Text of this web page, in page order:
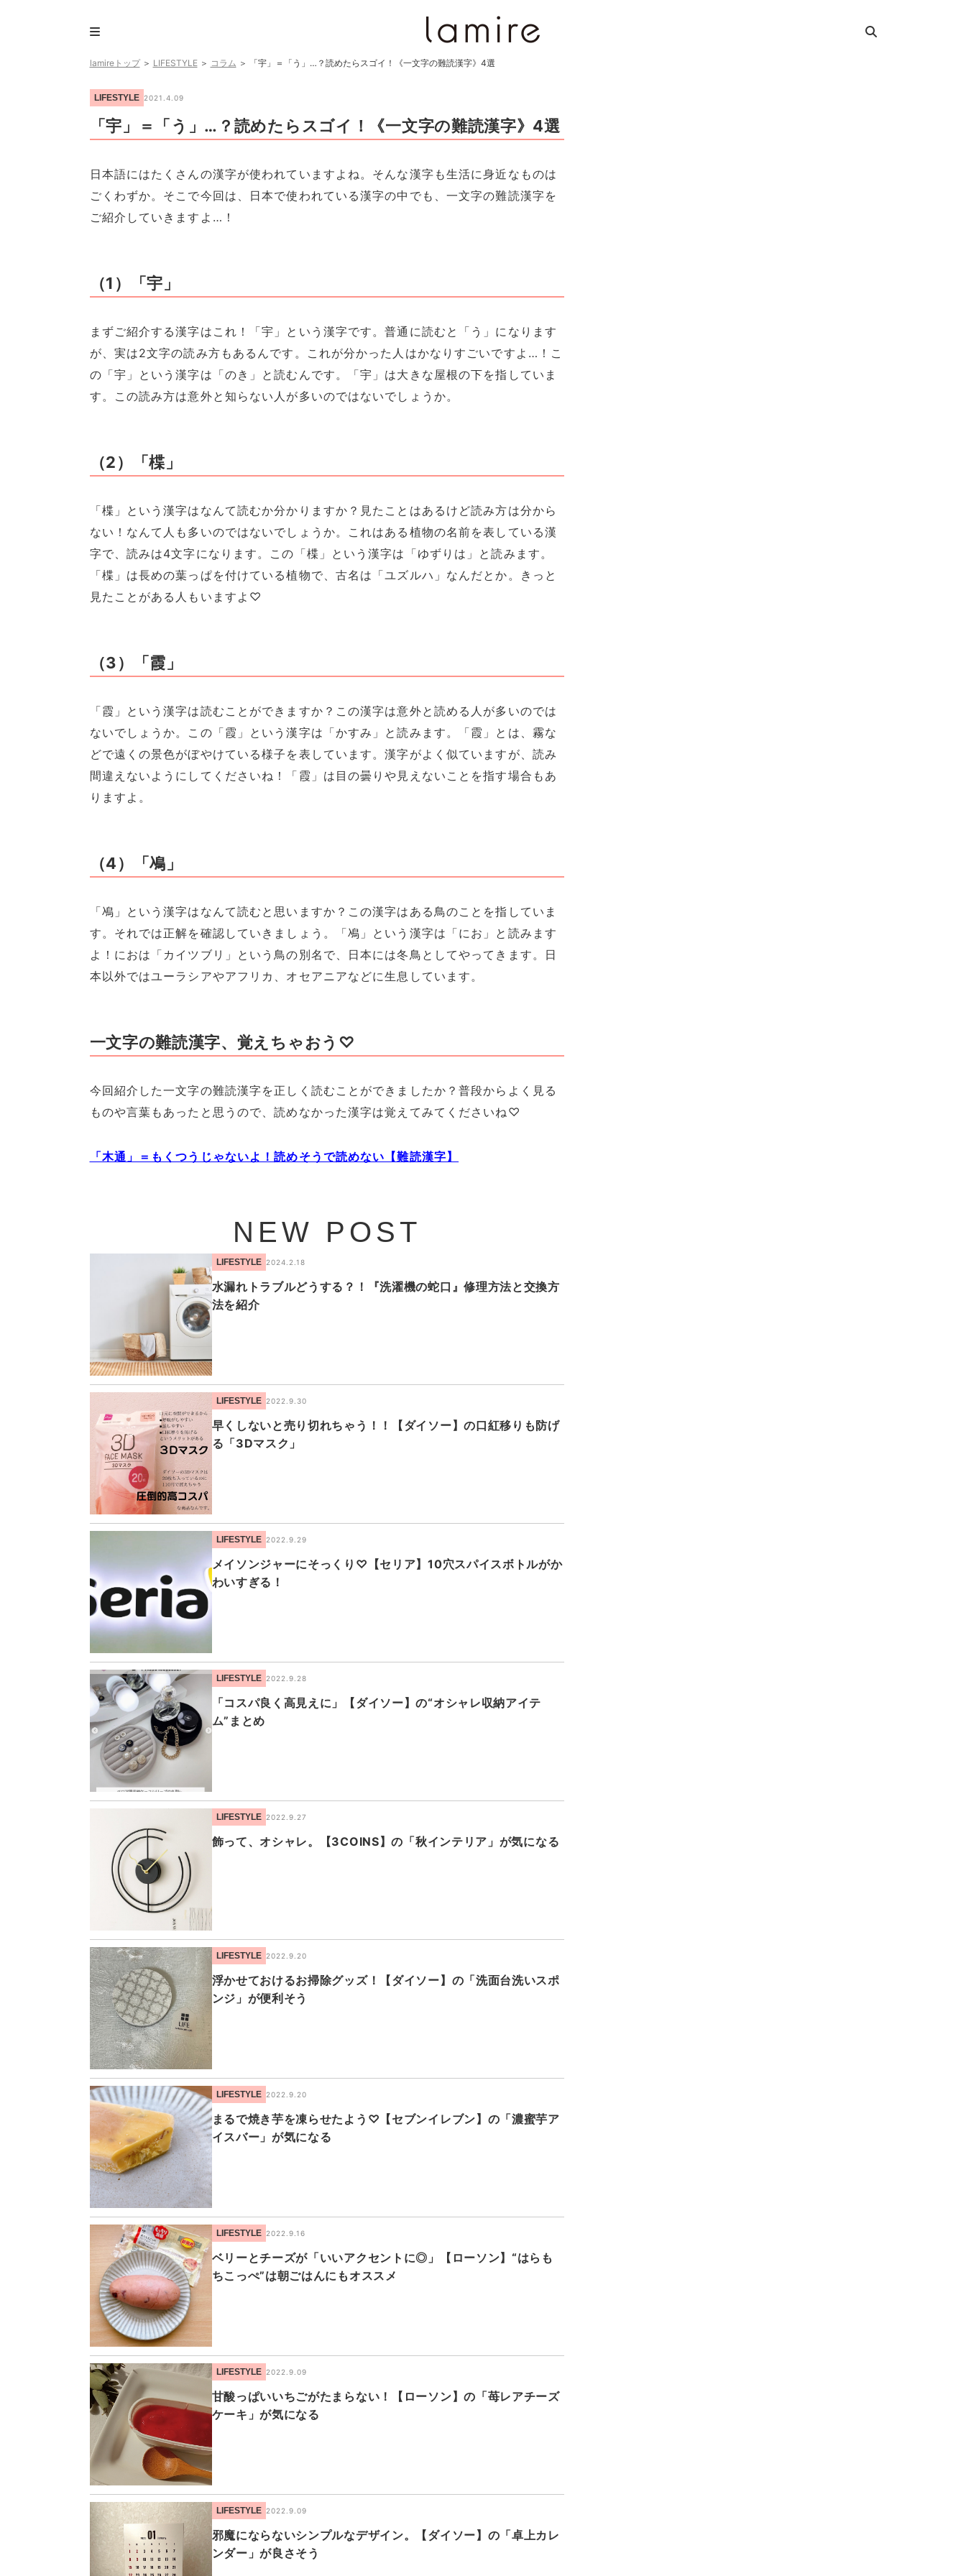
lamireトップ＞ LIFESTYLE＞ コラム ＞ 「宇」＝「う」…？読めたらスゴイ！《一文字の難読漢字》4選
LIFESTYLE 2021.4.09
「宇」＝「う」…？読めたらスゴイ！《一文字の難読漢字》4選
日本語にはたくさんの漢字が使われていますよね。そんな漢字も生活に身近なものは
ごくわずか。そこで今回は、日本で使われている漢字の中でも、一文字の難読漢字を
ご紹介していきますよ…！
（1）「宇」
まずご紹介する漢字はこれ！「宇」という漢字です。普通に読むと「う」になります
が、実は2文字の読み方もあるんです。これが分かった人はかなりすごいですよ…！こ
の「宇」という漢字は「のき」と読むんです。「宇」は大きな屋根の下を指していま
す。この読み方は意外と知らない人が多いのではないでしょうか。
（2）「楪」
「楪」という漢字はなんて読むか分かりますか？見たことはあるけど読み方は分から
ない！なんて人も多いのではないでしょうか。これはある植物の名前を表している漢
字で、読みは4文字になります。この「楪」という漢字は「ゆずりは」と読みます。
「楪」は長めの葉っぱを付けている植物で、古名は「ユズルハ」なんだとか。きっと
見たことがある人もいますよ♡
（3）「霞」
「霞」という漢字は読むことができますか？この漢字は意外と読める人が多いのでは
ないでしょうか。この「霞」という漢字は「かすみ」と読みます。「霞」とは、霧な
どで遠くの景色がぼやけている様子を表しています。漢字がよく似ていますが、読み
間違えないようにしてくださいね！「霞」は目の曇りや見えないことを指す場合もあ
りますよ。
（4）「鳰」
「鳰」という漢字はなんて読むと思いますか？この漢字はある鳥のことを指していま
す。それでは正解を確認していきましょう。「鳰」という漢字は「にお」と読みます
よ！におは「カイツブリ」という鳥の別名で、日本には冬鳥としてやってきます。日
本以外ではユーラシアやアフリカ、オセアニアなどに生息しています。
一文字の難読漢字、覚えちゃおう♡
今回紹介した一文字の難読漢字を正しく読むことができましたか？普段からよく見る
ものや言葉もあったと思うので、読めなかった漢字は覚えてみてくださいね♡
「木通」＝もくつうじゃないよ！読めそうで読めない【難読漢字】
NEW POST
LIFESTYLE 2024.2.18
水漏れトラブルどうする？！『洗濯機の蛇口』修理方法と交換方
法を紹介
LIFESTYLE 2022.9.30
早くしないと売り切れちゃう！！【ダイソー】の口紅移りも防げ
る「3Dマスク」
LIFESTYLE 2022.9.29
メイソンジャーにそっくり♡【セリア】10穴スパイスボトルがか
わいすぎる！
LIFESTYLE 2022.9.28
「コスパ良く高見えに」【ダイソー】の“オシャレ収納アイテ
ム”まとめ
LIFESTYLE 2022.9.27
飾って、オシャレ。【3COINS】の「秋インテリア」が気になる
LIFESTYLE 2022.9.20
浮かせておけるお掃除グッズ！【ダイソー】の「洗面台洗いスポ
ンジ」が便利そう
LIFESTYLE 2022.9.20
まるで焼き芋を凍らせたよう♡【セブンイレブン】の「濃蜜芋ア
イスバー」が気になる
LIFESTYLE 2022.9.16
ベリーとチーズが「いいアクセントに◎」【ローソン】“はらも
ちこっぺ”は朝ごはんにもオススメ
LIFESTYLE 2022.9.09
甘酸っぱいいちごがたまらない！【ローソン】の「苺レアチーズ
ケーキ」が気になる
LIFESTYLE 2022.9.09
邪魔にならないシンプルなデザイン。【ダイソー】の「卓上カレ
ンダー」が良さそう